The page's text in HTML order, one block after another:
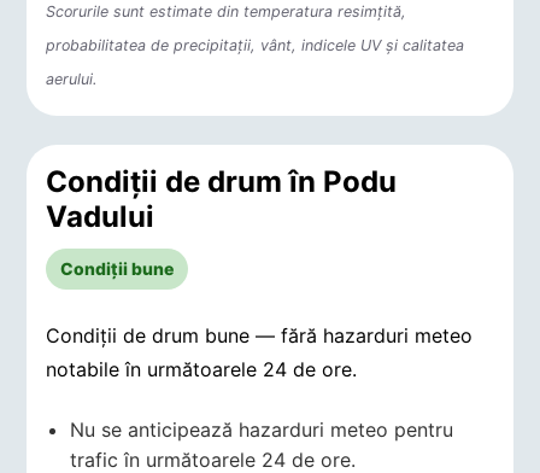
Scorurile sunt estimate din temperatura resimțită,
probabilitatea de precipitații, vânt, indicele UV și calitatea
aerului.
Condiții de drum în Podu
Vadului
Condiții bune
Condiții de drum bune — fără hazarduri meteo
notabile în următoarele 24 de ore.
Nu se anticipează hazarduri meteo pentru
trafic în următoarele 24 de ore.